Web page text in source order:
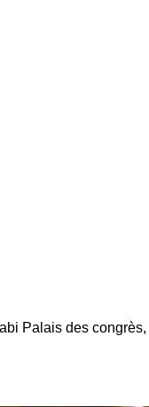
Palais des